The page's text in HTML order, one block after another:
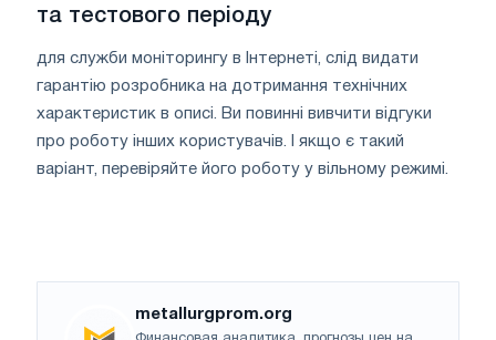
та тестового періоду
для служби моніторингу в Інтернеті, слід видати
гарантію розробника на дотримання технічних
характеристик в описі. Ви повинні вивчити відгуки
про роботу інших користувачів. І якщо є такий
варіант, перевіряйте його роботу у вільному режимі.
metallurgprom.org